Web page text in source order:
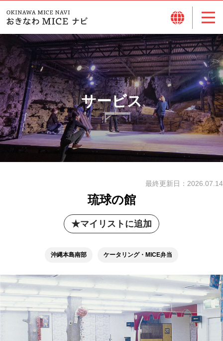
サービス
最終更新日： 2026.07.14
琉球の館
マイリストに追加
沖縄本島南部 ケータリング・MICE弁当